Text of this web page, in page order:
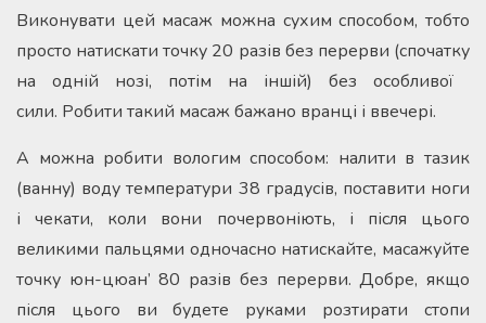
Виконувати цей масаж можна сухим способом, тобто
просто натискати точку 20 разів без перерви (спочатку
на одній нозі, потім на іншій) без особливої ​​
сили. Робити такий масаж бажано вранці і ввечері.
А можна робити вологим способом: налити в тазик
(ванну) воду температури 38 градусів, поставити ноги
і чекати, коли вони почервоніють, і після цього
великими пальцями одночасно натискайте, масажуйте
точку юн-цюан’ 80 разів без перерви. Добре, якщо
після цього ви будете руками розтирати стопи